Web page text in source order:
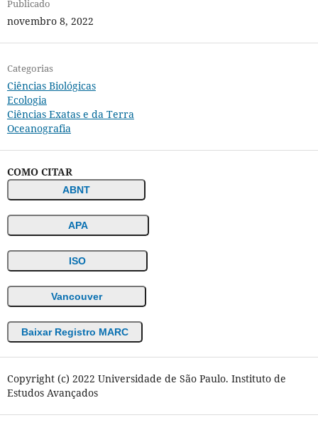
Publicado
novembro 8, 2022
Categorias
Ciências Biológicas
Ecologia
Ciências Exatas e da Terra
Oceanografia
COMO CITAR
ABNT
APA
ISO
Vancouver
Baixar Registro MARC
Copyright (c) 2022 Universidade de São Paulo. Instituto de
Estudos Avançados